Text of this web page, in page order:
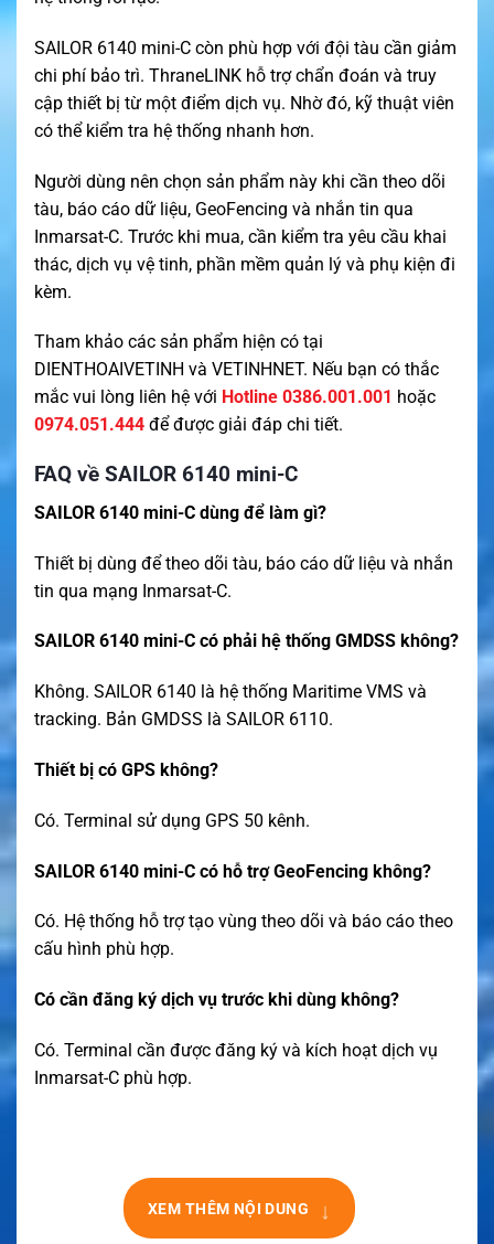
SAILOR 6140 mini-C còn phù hợp với đội tàu cần giảm
chi phí bảo trì. ThraneLINK hỗ trợ chẩn đoán và truy
cập thiết bị từ một điểm dịch vụ. Nhờ đó, kỹ thuật viên
có thể kiểm tra hệ thống nhanh hơn.
Người dùng nên chọn sản phẩm này khi cần theo dõi
tàu, báo cáo dữ liệu, GeoFencing và nhắn tin qua
Inmarsat-C. Trước khi mua, cần kiểm tra yêu cầu khai
thác, dịch vụ vệ tinh, phần mềm quản lý và phụ kiện đi
kèm.
Tham khảo các sản phẩm hiện có tại
DIENTHOAIVETINH và VETINHNET. Nếu bạn có thắc
mắc vui lòng liên hệ với Hotline 0386.001.001 hoặc
0974.051.444 để được giải đáp chi tiết.
FAQ về SAILOR 6140 mini-C
SAILOR 6140 mini-C dùng để làm gì?
Thiết bị dùng để theo dõi tàu, báo cáo dữ liệu và nhắn
tin qua mạng Inmarsat-C.
SAILOR 6140 mini-C có phải hệ thống GMDSS không?
Không. SAILOR 6140 là hệ thống Maritime VMS và
tracking. Bản GMDSS là SAILOR 6110.
Thiết bị có GPS không?
Có. Terminal sử dụng GPS 50 kênh.
SAILOR 6140 mini-C có hỗ trợ GeoFencing không?
Có. Hệ thống hỗ trợ tạo vùng theo dõi và báo cáo theo
cấu hình phù hợp.
Có cần đăng ký dịch vụ trước khi dùng không?
Có. Terminal cần được đăng ký và kích hoạt dịch vụ
Inmarsat-C phù hợp.
XEM THÊM NỘI DUNG ↓